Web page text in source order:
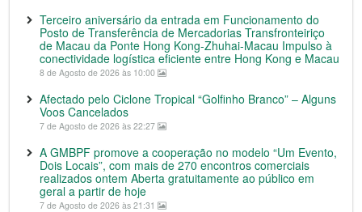
Terceiro aniversário da entrada em Funcionamento do
Posto de Transferência de Mercadorias Transfronteiriço
de Macau da Ponte Hong Kong-Zhuhai-Macau Impulso à
conectividade logística eficiente entre Hong Kong e Macau
8 de Agosto de 2026 às 10:00
Afectado pelo Ciclone Tropical “Golfinho Branco” – Alguns
Voos Cancelados
7 de Agosto de 2026 às 22:27
A GMBPF promove a cooperação no modelo “Um Evento,
Dois Locais”, com mais de 270 encontros comerciais
realizados ontem Aberta gratuitamente ao público em
geral a partir de hoje
7 de Agosto de 2026 às 21:31